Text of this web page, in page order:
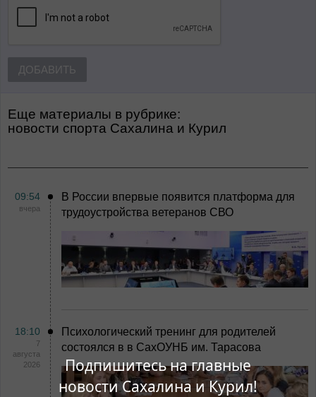
Подпишитесь на главные
новости Сахалина и Курил!
ДОБАВИТЬ
Еще материалы в рубрике:
Новости спорта Сахалина и Курил
09:54
вчера
В России впервые появится платформа для
трудоустройства ветеранов СВО
18:10
7
августа
2026
Психологический тренинг для родителей
состоялся в в СахОУНБ им. Тарасова